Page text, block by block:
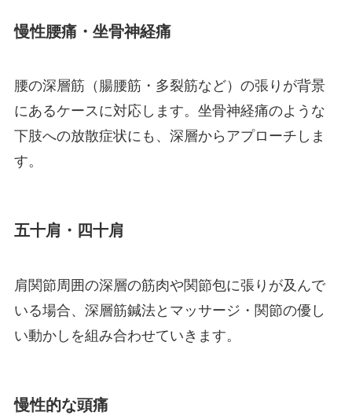
慢性腰痛・坐骨神経痛
腰の深層筋（腸腰筋・多裂筋など）の張りが背景
にあるケースに対応します。坐骨神経痛のような
下肢への放散症状にも、深層からアプローチしま
す。
五十肩・四十肩
肩関節周囲の深層の筋肉や関節包に張りが及んで
いる場合、深層筋鍼法とマッサージ・関節の優し
い動かしを組み合わせていきます。
慢性的な頭痛